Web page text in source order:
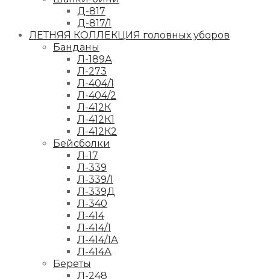
Д-817
Д-817/1
ЛЕТНЯЯ КОЛЛЕКЦИЯ головных уборов
Банданы
Л-189А
Л-273
Л-404/1
Л-404/2
Л-412К
Л-412К1
Л-412К2
Бейсболки
Л-17
Л-339
Л-339/1
Л-339Д
Л-340
Л-414
Л-414/1
Л-414/1А
Л-414А
Береты
Л-248